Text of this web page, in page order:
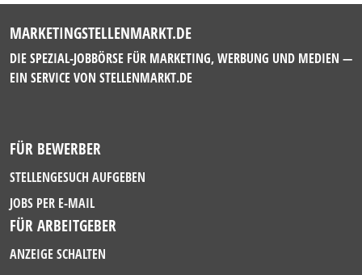
MARKETINGSTELLENMARKT.DE
DIE SPEZIAL-JOBBÖRSE FÜR MARKETING, WERBUNG UND MEDIEN —
EIN SERVICE VON STELLENMARKT.DE
FÜR BEWERBER
STELLENGESUCH AUFGEBEN
JOBS PER E-MAIL
FÜR ARBEITGEBER
ANZEIGE SCHALTEN